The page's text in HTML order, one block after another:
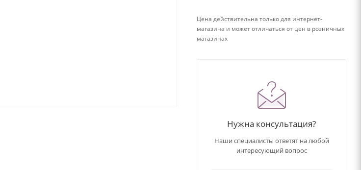
Цена действительна только для интернет-
магазина и может отличаться от цен в розничных
магазинах
Нужна консультация?
Наши специалисты ответят на любой
интересующий вопрос